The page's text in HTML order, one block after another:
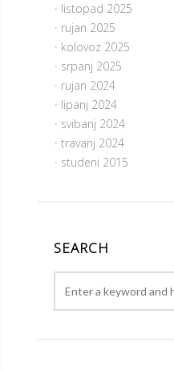
listopad 2025
rujan 2025
kolovoz 2025
srpanj 2025
rujan 2024
lipanj 2024
svibanj 2024
travanj 2024
studeni 2015
SEARCH